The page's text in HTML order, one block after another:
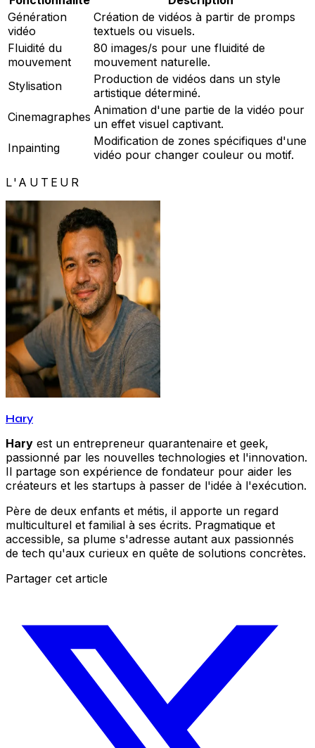
Génération
vidéo
Création de vidéos à partir de promps
textuels ou visuels.
Fluidité du
mouvement
80 images/s pour une fluidité de
mouvement naturelle.
Stylisation
Production de vidéos dans un style
artistique déterminé.
Cinemagraphes Animation d'une partie de la vidéo pour
un effet visuel captivant.
Inpainting
Modification de zones spécifiques d'une
vidéo pour changer couleur ou motif.
L'AUTEUR
Hary
Hary est un entrepreneur quarantenaire et geek,
passionné par les nouvelles technologies et l'innovation.
Il partage son expérience de fondateur pour aider les
créateurs et les startups à passer de l'idée à l'exécution.
Père de deux enfants et métis, il apporte un regard
multiculturel et familial à ses écrits. Pragmatique et
accessible, sa plume s'adresse autant aux passionnés
de tech qu'aux curieux en quête de solutions concrètes.
Partager cet article